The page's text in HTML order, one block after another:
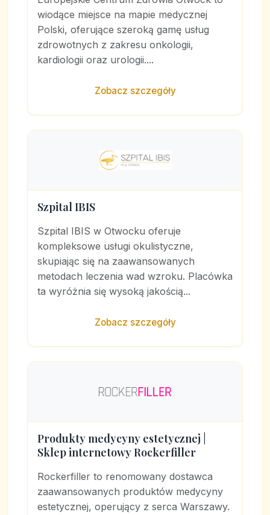
wiodące miejsce na mapie medycznej
Polski, oferujące szeroką gamę usług
zdrowotnych z zakresu onkologii,
kardiologii oraz urologii....
Zobacz szczegóły
Szpital IBIS
Szpital IBIS w Otwocku oferuje
kompleksowe usługi okulistyczne,
skupiając się na zaawansowanych
metodach leczenia wad wzroku. Placówka
ta wyróżnia się wysoką jakością...
Zobacz szczegóły
Produkty medycyny estetycznej |
Sklep internetowy Rockerfiller
Rockerfiller to renomowany dostawca
zaawansowanych produktów medycyny
estetycznej, operujący z serca Warszawy.